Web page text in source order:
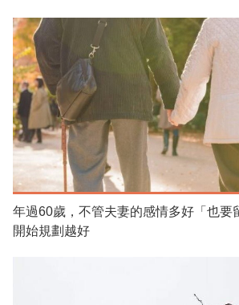
年過60歲，不管夫妻的感情多好「也要
開始規劃越好